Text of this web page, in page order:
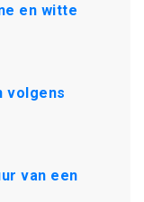
en witte
volgens
van een